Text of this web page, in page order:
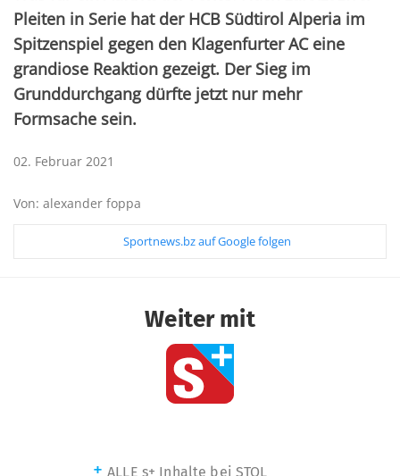
Pleiten in Serie hat der HCB Südtirol Alperia im
Spitzenspiel gegen den Klagenfurter AC eine
grandiose Reaktion gezeigt. Der Sieg im
Grunddurchgang dürfte jetzt nur mehr
Formsache sein.
02. Februar 2021
Von: alexander foppa
Sportnews.bz auf Google folgen